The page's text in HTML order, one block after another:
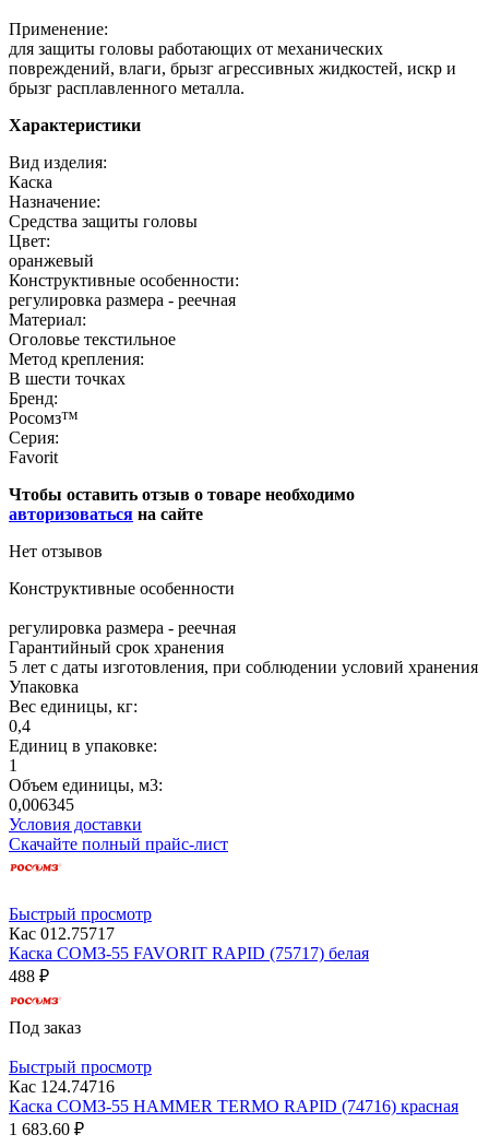
Применение:
для защиты головы работающих от механических
повреждений, влаги, брызг агрессивных жидкостей, искр и
брызг расплавленного металла.
Характеристики
Вид изделия:
Каска
Назначение:
Средства защиты головы
Цвет:
оранжевый
Конструктивные особенности:
регулировка размера - реечная
Материал:
Оголовье текстильное
Метод крепления:
В шести точках
Бренд:
Росомз™
Серия:
Favorit
Чтобы оставить отзыв о товаре необходимо
авторизоваться на сайте
Нет отзывов
Конструктивные особенности
регулировка размера - реечная
Гарантийный срок хранения
5 лет с даты изготовления, при соблюдении условий хранения
Упаковка
Вес единицы, кг:
0,4
Единиц в упаковке:
1
Объем единицы, м3:
0,006345
Условия доставки
Скачайте полный прайс-лист
Быстрый просмотр
Кас 012.75717
Каска СОМЗ-55 FAVORIT RAPID (75717) белая
488 ₽
Под заказ
Быстрый просмотр
Кас 124.74716
Каска СОМЗ-55 HAMMER TERMO RAPID (74716) красная
1 683.60 ₽